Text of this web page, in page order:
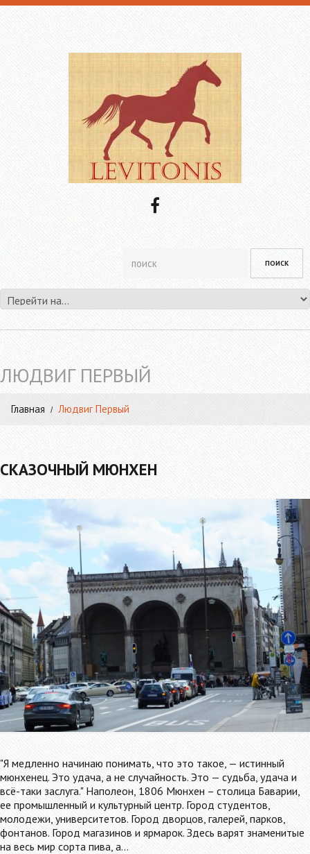
ЛЮДВИГ ПЕРВЫЙ
Главная Людвиг Первый
СКАЗОЧНЫЙ МЮНХЕН
"Я медленно начинаю понимать, что это такое, — истинный
мюнхенец. Это удача, а не случайность. Это — судьба, удача и
всё-таки заслуга." Наполеон, 1806 Мюнхен – столица Баварии,
ее промышленный и культурный центр. Город студентов,
молодежи, университетов. Город дворцов, галерей, парков,
фонтанов. Город магазинов и ярмарок. Здесь варят знаменитые
на весь мир сорта пива, а…